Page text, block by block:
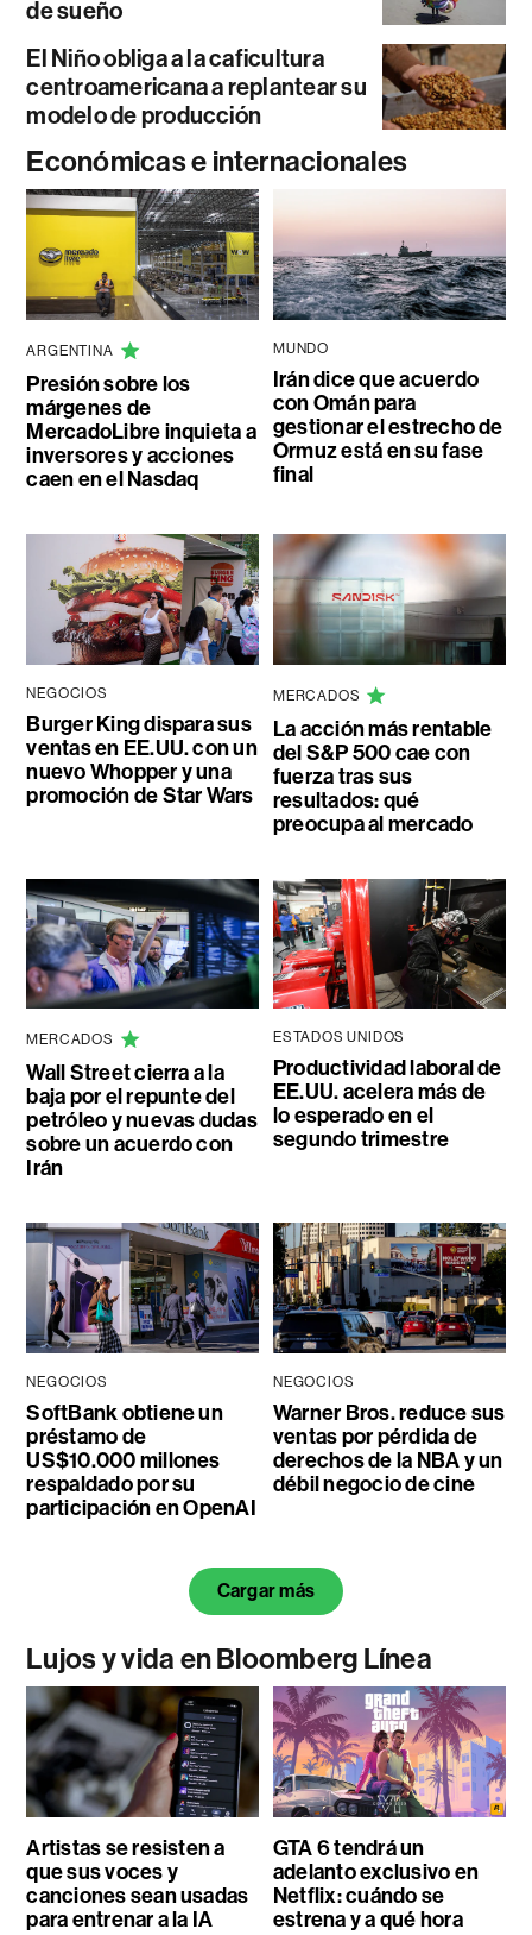
de sueño
El Niño obliga a la caficultura
centroamericana a replantear su
modelo de producción
Económicas e internacionales
ARGENTINA
Presión sobre los
márgenes de
MercadoLibre inquieta a
inversores y acciones
caen en el Nasdaq
MUNDO
Irán dice que acuerdo
con Omán para
gestionar el estrecho de
Ormuz está en su fase
final
NEGOCIOS
Burger King dispara sus
ventas en EE.UU. con un
nuevo Whopper y una
promoción de Star Wars
MERCADOS
La acción más rentable
del S&P 500 cae con
fuerza tras sus
resultados: qué
preocupa al mercado
MERCADOS
Wall Street cierra a la
baja por el repunte del
petróleo y nuevas dudas
sobre un acuerdo con
Irán
ESTADOS UNIDOS
Productividad laboral de
EE.UU. acelera más de
lo esperado en el
segundo trimestre
NEGOCIOS
SoftBank obtiene un
préstamo de
US$10.000 millones
respaldado por su
participación en OpenAI
NEGOCIOS
Warner Bros. reduce sus
ventas por pérdida de
derechos de la NBA y un
débil negocio de cine
Cargar más
Lujos y vida en Bloomberg Línea
Artistas se resisten a
que sus voces y
canciones sean usadas
para entrenar a la IA
GTA 6 tendrá un
adelanto exclusivo en
Netflix: cuándo se
estrena y a qué hora